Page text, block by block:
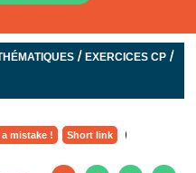
/EXERCICES CP /
mistake ! Short link